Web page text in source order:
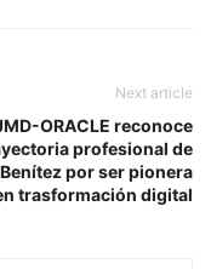
Next article
ORACLE reconoce
profesional de
por ser pionera
trasformación digital